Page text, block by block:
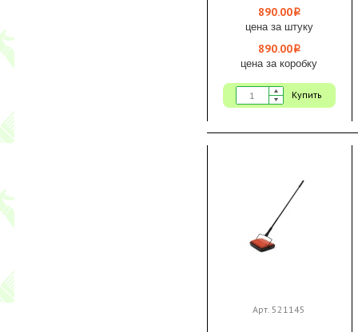
Comfort 1/10
890.00i
цена за штуку
890.00i
цена за коробку
Купить
Арт. 521145